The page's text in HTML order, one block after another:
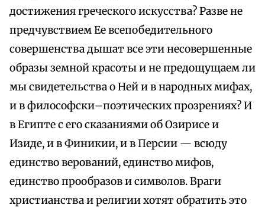
достижения греческого искусства? Разве не
предчувствием Ее всепобедительного
совершенства дышат все эти несовершенные
образы земной красоты и не предощущаем ли
мы свидетельства о Ней и в народных мифах,
и в философски–поэтических прозрениях? И
в Египте с его сказаниями об Озирисе и
Изиде, и в Финикии, и в Персии — всюду
единство верований, единство мифов,
единство прообразов и символов. Враги
христианства и религии хотят обратить это